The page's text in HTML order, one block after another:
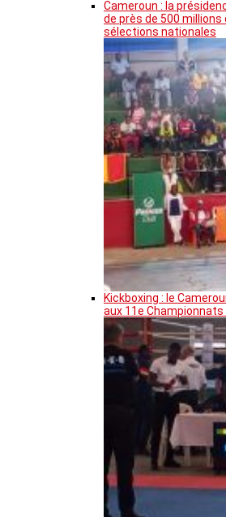
Cameroun : la
de près de 500 millions
sélections nationales
Kickboxing : le
aux 11e